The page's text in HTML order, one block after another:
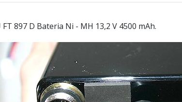
FT 897 D Bateria Ni - MH 13,2 V 4500 mAh.